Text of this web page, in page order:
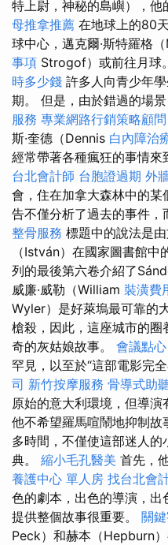
特上尉，神秘的島嶼），他
母推拿推薦 在地球上的80
球中心，邁克爾·斯特羅格
事項 Strogof）或前往月球
時多少錢 許多人向青少年
期。 但是，由於錯過的場
服務 專業網路行銷策略顧問
斯·奎德（Dennis 白內障治
經常帶著各種瘋狂的事情來
台北會計師 台胞證過期 外
會，住在加拿大森林中的某
告不僅分析了過去的事件，
整骨服務 標題中的說法是
（István）在國家圖書館
列的最後第六卷介紹了
威廉·威勒（William 裝潢費
Wyler）是好萊塢最可靠的
槍殺，因此，這座城市的
奇的灰姑娘故事。 會議點心
罕見，以至於“這部電影完
司 新竹按摩服務 骨導式助
原始的意大利環境，但導
他不希望羅馬喧鬧地抑制故
多時間，不僅使這部迷人的
典。 縮小毛孔醫美 首先，
養護中心 單人房 找台北會
色的劇本，出色的導演，出
提供整個故事很重要。 關
Peck）和赫本（Hepburn